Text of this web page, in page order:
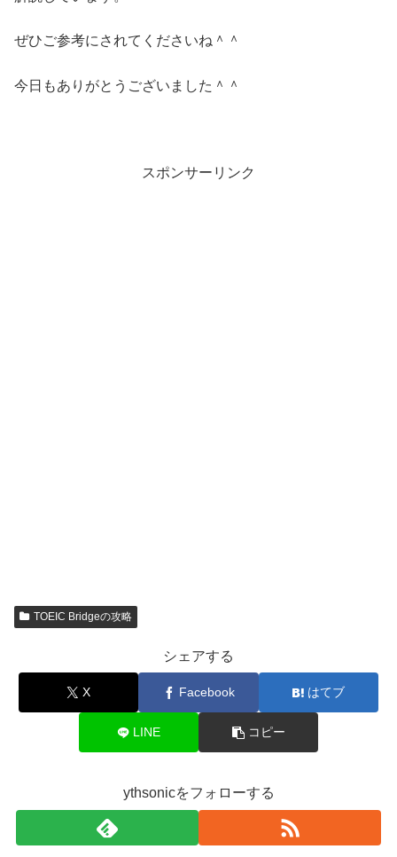
ぜひご参考にされてくださいね＾＾
今日もありがとうございました＾＾
スポンサーリンク
TOEIC Bridgeの攻略
シェアする
X Facebook はてブ
LINE コピー
ythsonicをフォローする